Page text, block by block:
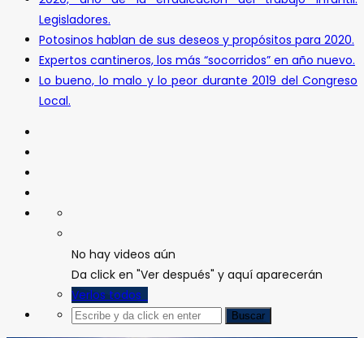
Legisladores.
Potosinos hablan de sus deseos y propósitos para 2020.
Expertos cantineros, los más “socorridos” en año nuevo.
Lo bueno, lo malo y lo peor durante 2019 del Congreso
Local.
No hay videos aún
Da click en "Ver después" y aquí aparecerán
Verlos todos